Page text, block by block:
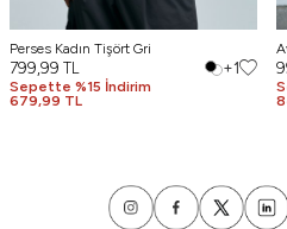
Perses Kadın Tişört Gri
799,99 TL
Sepette %15 İndirim
679,99 TL
+1